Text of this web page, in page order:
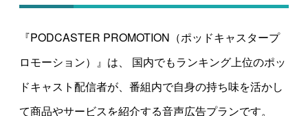
『PODCASTER PROMOTION（ポッドキャスタープ
ロモーション）』は、 国内でもランキング上位のポッ
ドキャスト配信者が、番組内で自身の持ち味を活かし
て商品やサービスを紹介する音声広告プランです。